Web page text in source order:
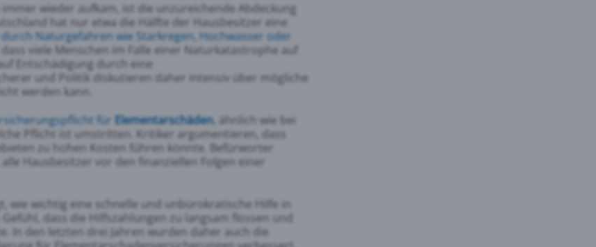
immer wieder aufkam, ist die unzureichende Abdeckung
hat nur etwa die Hälfte der Hausbesitzer eine
Naturgefahren wie Starkregen, Hochwasser oder
viele Menschen im Falle einer Naturkatastrophe auf
Entschädigung durch eine
und Politik diskutieren daher intensiv über mögliche
werden kann.
für Elementarschäden, ähnlich wie bei
Pflicht ist umstritten. Kritiker argumentieren, dass
zu hohen Kosten führen könnte. Befürworter
Hausbesitzer vor den finanziellen Folgen einer
wie wichtig eine schnelle und unbürokratische Hilfe in
dass die Hilfszahlungen zu langsam flossen und
In den letzten drei Jahren wurden daher auch die